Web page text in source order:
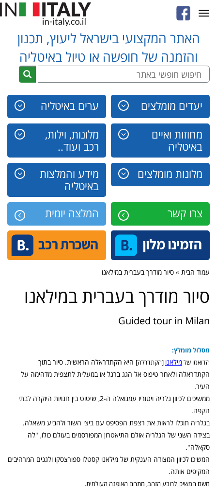
האתר המקצועי בישראל ליעוץ, תכנון
והזמנה של חופשה או טיול באיטליה
יעדים מומלצים ערים באיטליה
מחוזות ואיים
באיטליה
מלונות, וילות,
רכב ועוד..
מלונות מומלצים
מידע והמלצות
באיטליה
צרו קשר
המלצה יומית
Toggle
navigation
עמוד הבית » סיור מודרך בעברית במילאנו
סיור מודרך בעברית במילאנו
Guided tour in Milan
מסלול מומלץ:
הדואמו שלמילאנו [הקתדרלה] היא הקתדראלה הראשית. סיור בתוך
הקתדראלה ולאחר טיפוס אל הגג ברגל או במעלית לתצפית מדהימה על
העיר.
ממשיכים לכיוון גלריה ויטוריו עמנואלה ה-2, שיטוט בין חנויות היוקרה לבתי
הקפה.
בגלריה תוכלו לראות את רצפת הפסיפס עם ביצי השור ולהביע משאלה.
בצידה השני של הגלריה אולם התיאטרון המפורסמים בעולם כולו, "לה
סקאלה".
המשיכו לכיוון המצודה הענקית של מילאנו קסטלו ספורצסקו ולגנים המרהיבים
המקיפים אותה.
משם המשיכו לרובע הזהב, מתחם האופנה העולמית.